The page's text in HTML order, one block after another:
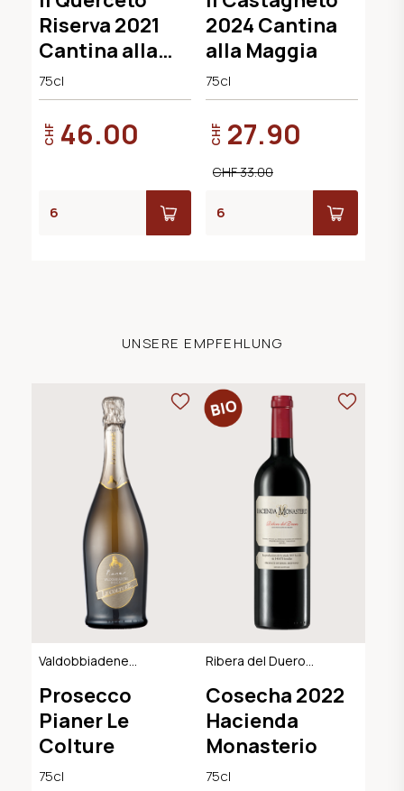
Riserva 2021
Cantina alla
Maggia
75cl
CHF 46.00
2024 Cantina
alla Maggia
75cl
CHF 27.90
CHF 33.00
UNSERE EMPFEHLUNG
Valdobbiadene
Prosecco
Pianer Le
Colture
75cl
Ribera del Duero
Cosecha 2022
Hacienda
Monasterio
75cl